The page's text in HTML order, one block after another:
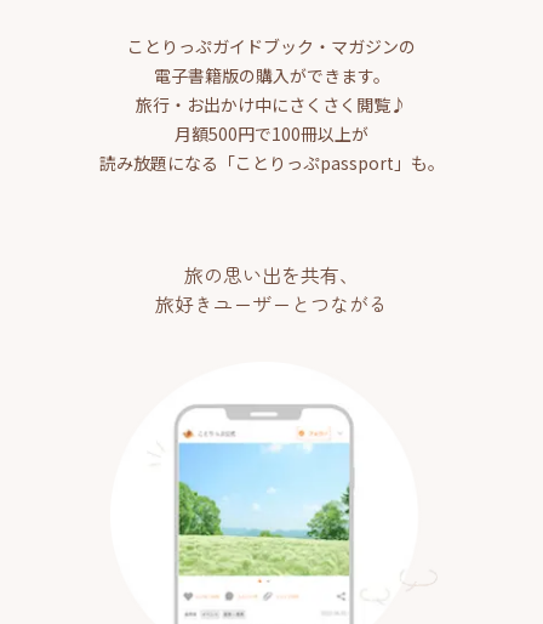
ことりっぷガイドブック・マガジンの
電子書籍版の購入ができます。
旅行・お出かけ中にさくさく閲覧♪
月額500円で100冊以上が
読み放題になる「ことりっぷpassport」も。
旅の思い出を共有、
旅好きユーザーとつながる